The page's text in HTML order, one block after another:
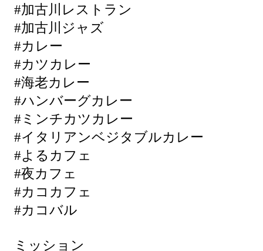
#加古川レストラン
#加古川ジャズ
#カレー
#カツカレー
#海老カレー
#ハンバーグカレー
#ミンチカツカレー
#イタリアンベジタブルカレー
#よるカフェ
#夜カフェ
#カコカフェ
#カコバル
ミッション